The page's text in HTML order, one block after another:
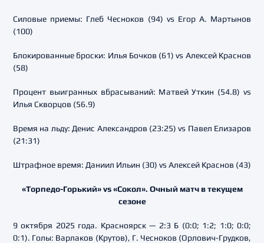
Силовые приемы: Глеб Чесноков (94) vs Егор А. Мартынов
(100)
Блокированные броски: Илья Бочков (61) vs Алексей Краснов
(58)
Процент выигранных вбрасываний: Матвей Уткин (54.8) vs
Илья Скворцов (56.9)
Время на льду: Денис Александров (23:25) vs Павел Елизаров
(21:31)
Штрафное время: Даниил Ильин (30) vs Алексей Краснов (43)
«Торпедо-Горький» vs «Сокол». Очный матч в текущем
сезоне
9 октября 2025 года. Красноярск — 2:3 Б (0:0; 1:2; 1:0; 0:0;
0:1). Голы: Варлаков (Крутов), Г. Чесноков (Орлович-Грудков,